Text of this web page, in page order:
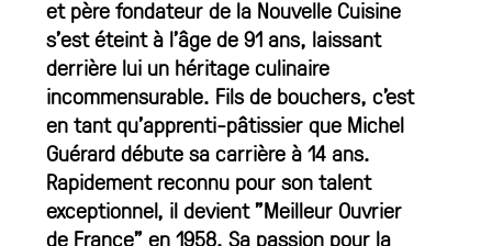
et père fondateur de la Nouvelle Cuisine
s'est éteint à l'âge de 91 ans, laissant
derrière lui un héritage culinaire
incommensurable. Fils de bouchers, c’est
en tant qu’apprenti-pâtissier que Michel
Guérard débute sa carrière à 14 ans.
Rapidement reconnu pour son talent
exceptionnel, il devient "Meilleur Ouvrier
de France" en 1958. Sa passion pour la